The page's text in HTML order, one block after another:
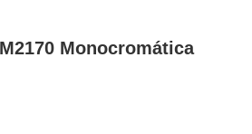
Monocromática